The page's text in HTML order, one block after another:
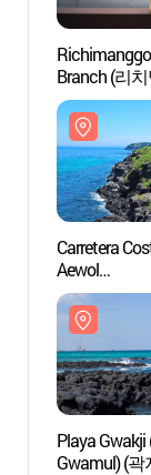
Branch (리
Carretera
Aewol
(하귀애월해
Playa
Gwamul) (